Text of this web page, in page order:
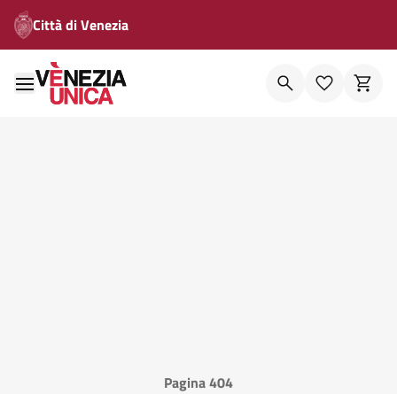
Città di Venezia
Pagina 404